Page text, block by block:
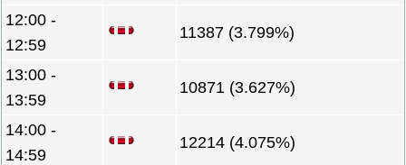
12:00 -
12:59
11387 (3.799%)
13:00 -
13:59
10871 (3.627%)
14:00 -
14:59
12214 (4.075%)